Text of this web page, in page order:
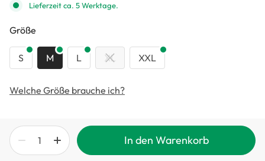
Lieferzeit ca. 5 Werktage.
Größe
S M L XL XXL
Welche Größe brauche ich?
In den Warenkorb